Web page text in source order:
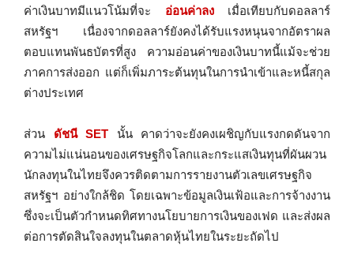
ค่าเงินบาทมีแนวโน้มที่จะ อ่อนค่าลงเมื่อเทียบกับดอลลาร์
สหรัฐฯ เนื่องจากดอลลาร์ยังคงได้รับแรงหนุนจากอัตราผล
ตอบแทนพันธบัตรที่สูง ความอ่อนค่าของเงินบาทนี้แม้จะช่วย
ภาคการส่งออก แต่ก็เพิ่มภาระต้นทุนในการนำเข้าและหนี้สกุล
ต่างประเทศ
ส่วน ดัชนี SET นั้น คาดว่าจะยังคงเผชิญกับแรงกดดันจาก
ความไม่แน่นอนของเศรษฐกิจโลกและกระแสเงินทุนที่ผันผวน
นักลงทุนในไทยจึงควรติดตามการรายงานตัวเลขเศรษฐกิจ
สหรัฐฯ อย่างใกล้ชิด โดยเฉพาะข้อมูลเงินเฟ้อและการจ้างงาน
ซึ่งจะเป็นตัวกำหนดทิศทางนโยบายการเงินของเฟด และส่งผล
ต่อการตัดสินใจลงทุนในตลาดหุ้นไทยในระยะถัดไป